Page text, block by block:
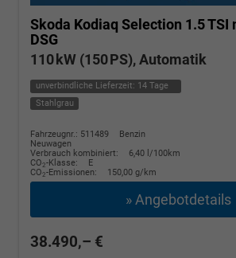
Skoda Kodiaq Selection 1.5 TSI
DSG
110 kW (150 PS), Automatik
unverbindliche Lieferzeit: 14 Tage
Stahlgrau
Fahrzeugnr.: 511489
Benzin
Neuwagen
Verbrauch kombiniert:
6,40 l/100km
CO2-Klasse:
E
CO2-Emissionen: 150,00 g/km
» Angebotdetails
38.490,– €